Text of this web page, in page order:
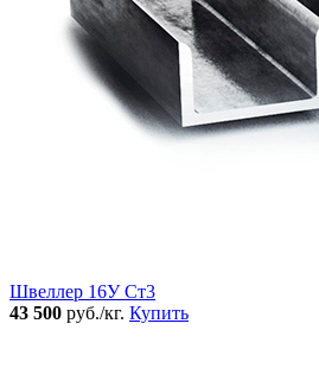
Швеллер 16У Ст3
43 500 руб./кг. Купить